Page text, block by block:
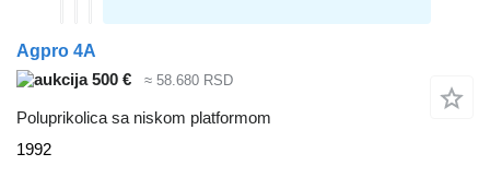
Agpro 4A
500 €
≈ 58.680 RSD
Poluprikolica sa niskom platformom
1992